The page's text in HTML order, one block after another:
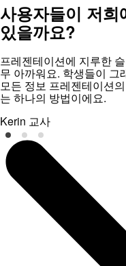
사용자들이 저
있을까요?
프레젠테이션에 지루한
무 아까워요. 학생들이 그
모든 정보 프레젠테이션
는 하나의 방법이에요.
Kerin 교사